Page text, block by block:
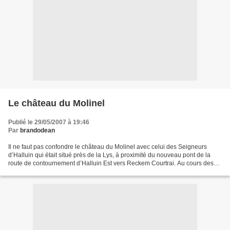
Le château du Molinel
Publié le 29/05/2007 à 19:46
Par brandodean
Il ne faut pas confondre le château du Molinel avec celui des Seigneurs
d’Halluin qui était situé près de la Lys, à proximité du nouveau pont de la
route de contournement d’Halluin Est vers Reckem Courtrai. Au cours des